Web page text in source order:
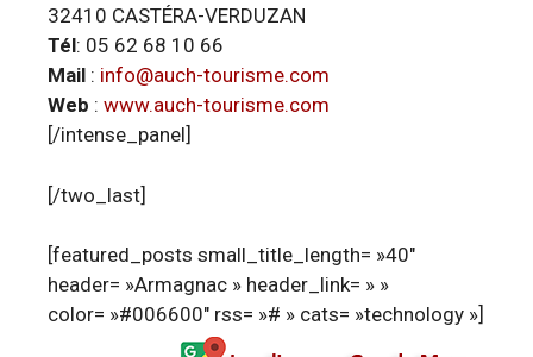
32410 CASTÉRA-VERDUZAN
Tél: 05 62 68 10 66
Mail : info@auch-tourisme.com
Web : www.auch-tourisme.com
[/intense_panel]
[/two_last]
[featured_posts small_title_length= »40″
header= »Armagnac » header_link= » »
color= »#006600″ rss= »# » cats= »technology »]